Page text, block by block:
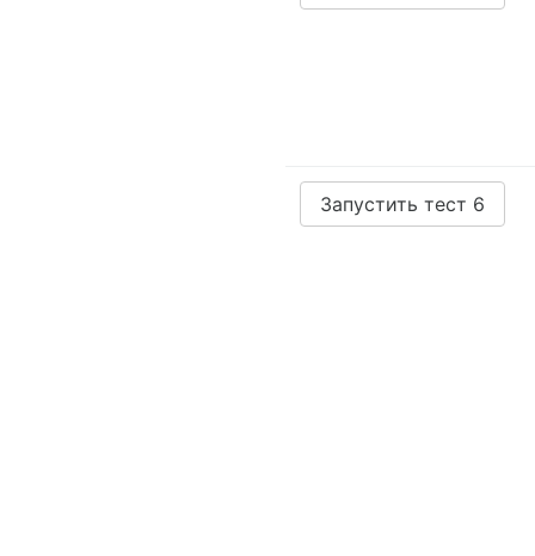
Запустить тест 6